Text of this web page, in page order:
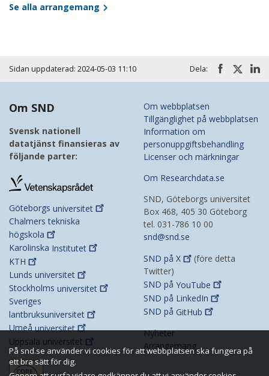
Se alla arrangemang
Sidan uppdaterad: 2024-05-03 11:10 Dela:
Om SND
Svensk nationell
datatjänst finansieras av
följande parter:
Göteborgs universitet
Chalmers tekniska
högskola
Karolinska Institutet
KTH
Lunds universitet
Stockholms universitet
Sveriges
lantbruksuniversitet
Umeåuniversitet
Uppsala universitet
Om webbplatsen
Tillgänglighet på webbplatsen
Information om
personuppgiftsbehandling
Licenser och märkningar
Om Researchdata.se
SND, Göteborgs universitet
Box 468, 405 30 Göteborg
tel. 031-786 10 00
snd@snd.se
SND på X
(före detta
Twitter)
SND på YouTube
SND på LinkedIn
SND på GitHub
Nyheter
Arrangemang
På snd.se använder vi cookies för att webbplatsen ska fungera på
ett bra sätt för dig.